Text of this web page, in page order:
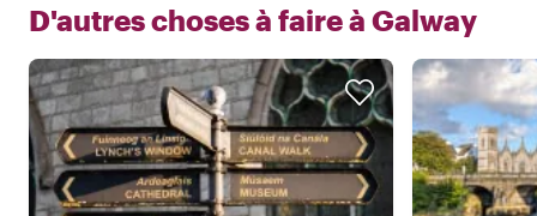
D'autres choses à faire à Galway